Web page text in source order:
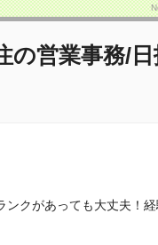
の営業事務/
クがあっても大丈夫！